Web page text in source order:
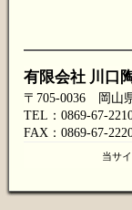
有限会社 川口
〒705-0036 岡山
TEL：0869-67-
FAX：0869-67-
当サ